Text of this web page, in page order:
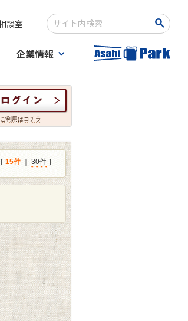
談室
検索キーワード入力
企業情報
利用はコチラ
［ 15件｜ 30件 ］